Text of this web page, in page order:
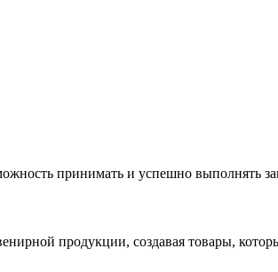
принимать и успешно выполнять
продукции, создавая товары,